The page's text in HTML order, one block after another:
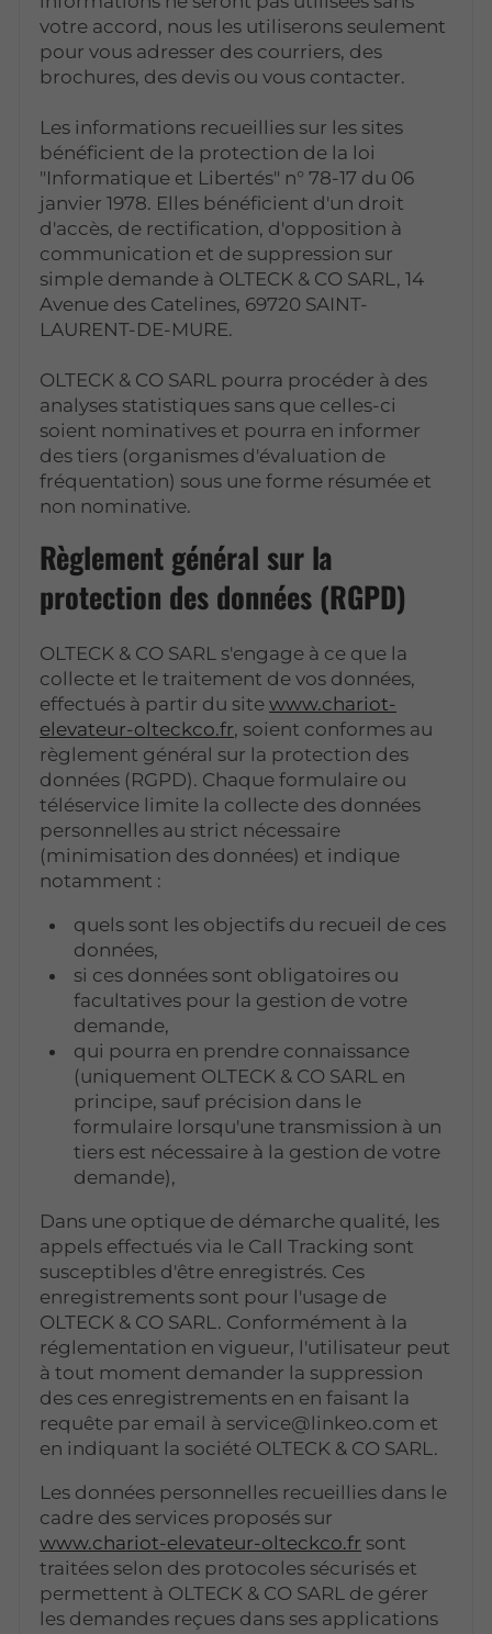
votre accord, nous les utiliserons seulement
pour vous adresser des courriers, des
brochures, des devis ou vous contacter.
Les informations recueillies sur les sites
bénéficient de la protection de la loi
"Informatique et Libertés" n° 78-17 du 06
janvier 1978. Elles bénéficient d'un droit
d'accès, de rectification, d'opposition à
communication et de suppression sur
simple demande à OLTECK & CO SARL, 14
Avenue des Catelines, 69720 SAINT-
LAURENT-DE-MURE.
OLTECK & CO SARL pourra procéder à des
analyses statistiques sans que celles-ci
soient nominatives et pourra en informer
des tiers (organismes d'évaluation de
fréquentation) sous une forme résumée et
non nominative.
Règlement général sur la
protection des données (RGPD)
OLTECK & CO SARL s'engage à ce que la
collecte et le traitement de vos données,
effectués à partir du sitewww.chariot-
elevateur-olteckco.fr, soient conformes au
règlement général sur la protection des
données (RGPD). Chaque formulaire ou
téléservice limite la collecte des données
personnelles au strict nécessaire
(minimisation des données) et indique
notamment :
quels sont les objectifs du recueil de ces
données,
si ces données sont obligatoires ou
facultatives pour la gestion de votre
demande,
qui pourra en prendre connaissance
(uniquement OLTECK & CO SARL en
principe, sauf précision dans le
formulaire lorsqu'une transmission à un
tiers est nécessaire à la gestion de votre
demande),
Dans une optique de démarche qualité, les
appels effectués via le Call Tracking sont
susceptibles d'être enregistrés. Ces
enregistrements sont pour l'usage de
OLTECK & CO SARL. Conformément à la
réglementation en vigueur, l'utilisateur peut
à tout moment demander la suppression
des ces enregistrements en en faisant la
requête par email à service@linkeo.com et
en indiquant la société OLTECK & CO SARL.
Les données personnelles recueillies dans le
cadre des services proposés sur
www.chariot-elevateur-olteckco.fr sont
traitées selon des protocoles sécurisés et
permettent à OLTECK & CO SARL de gérer
les demandes reçues dans ses applications